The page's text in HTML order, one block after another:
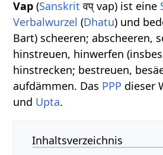
Vap (Sanskrit वप् vap) ist eine
Verbalwurzel (Dhatu) und
Bart) scheeren; abscheeren,
hinstreuen, hinwerfen
hinstrecken; bestreuen,
aufdämmen. Das PPP dieser
und Upta.
Inhaltsverzeichnis